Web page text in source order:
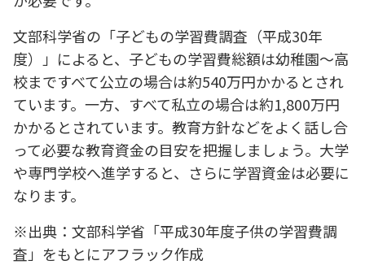
文部科学省の「子どもの学習費調査（平成30年
度）」によると、子どもの学習費総額は幼稚園～高
校まですべて公立の場合は約540万円かかるとされ
ています。一方、すべて私立の場合は約1,800万円
かかるとされています。教育方針などをよく話し合
って必要な教育資金の目安を把握しましょう。大学
や専門学校へ進学すると、さらに学習資金は必要に
なります。
※出典：文部科学省「平成30年度子供の学習費調
査」をもとにアフラック作成